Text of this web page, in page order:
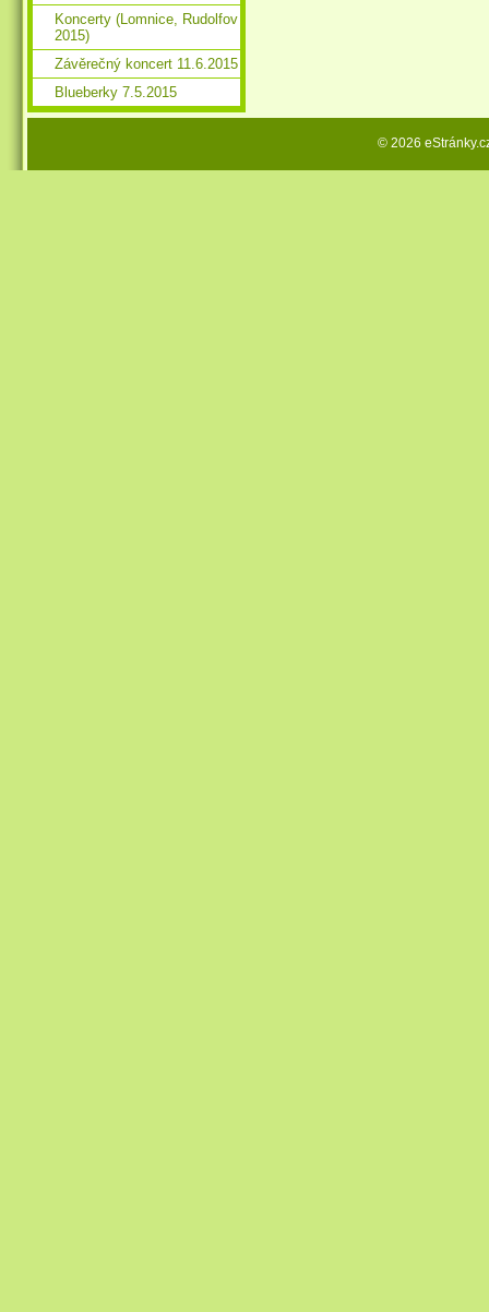
Koncerty (Lomnice, Rudolfov
2015)
Závěrečný koncert 11.6.2015
Blueberky 7.5.2015
© 2026